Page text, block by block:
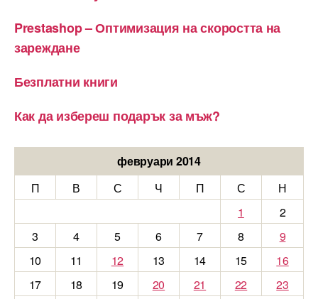
Prestashop – Оптимизация на скоростта на
зареждане
Безплатни книги
Как да избереш подарък за мъж?
февруари 2014
П
В С Ч П С
Н
1
2
3
4 5 6 7 8
9
10
11 12 13 14 15
16
17
18 19 20 21 22
23